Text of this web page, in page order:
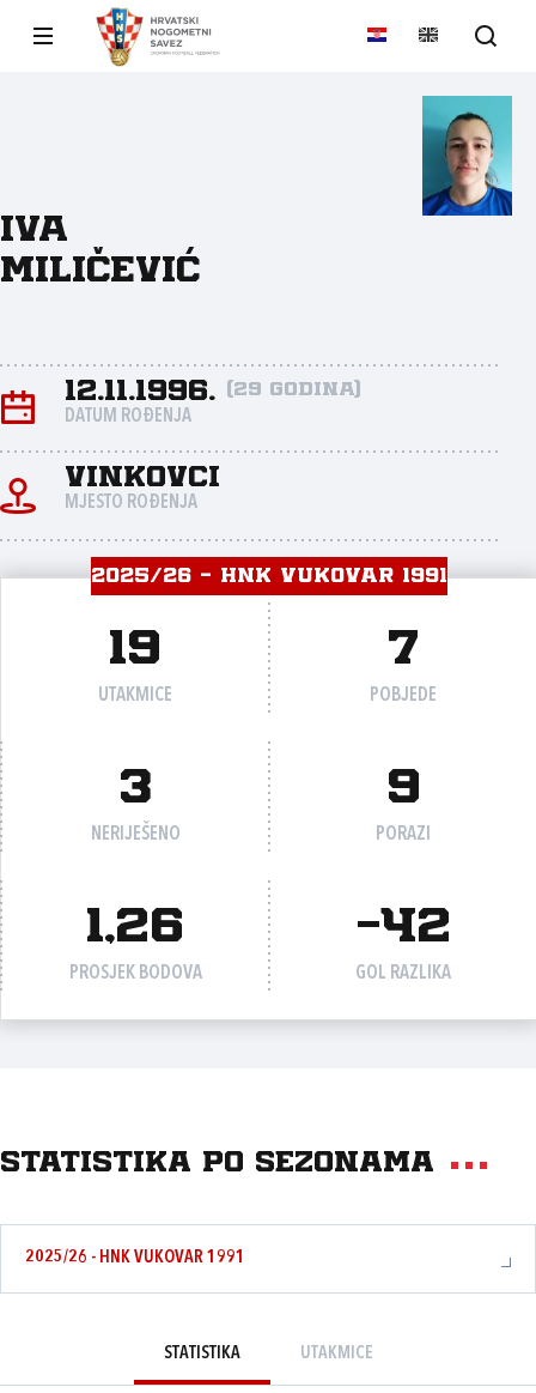
Iva
Miličević
12.11.1996. (29 godina)
DATUM ROĐENJA
Vinkovci
MJESTO ROĐENJA
2025/26 - HNK VUKOVAR 1991
19
UTAKMICE
7
POBJEDE
3
NERIJEŠENO
9
PORAZI
1,26
PROSJEK BODOVA
-42
GOL RAZLIKA
Statistika po sezonama
2025/26 - HNK VUKOVAR 1991
STATISTIKA UTAKMICE